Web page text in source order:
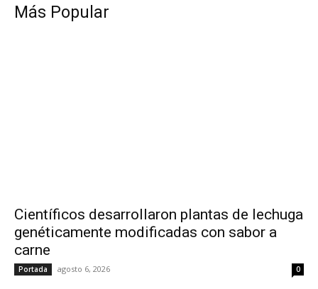
Más Popular
Científicos desarrollaron plantas de lechuga
genéticamente modificadas con sabor a
carne
Portada agosto 6, 2026 0